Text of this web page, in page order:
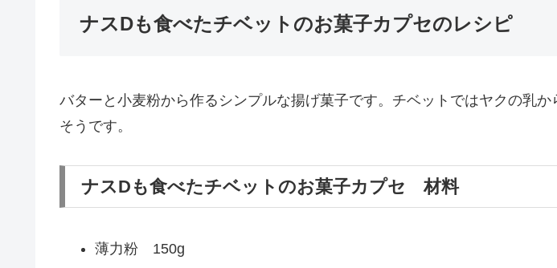
ナスDも食べたチベットのお菓子カプセのレシピ
バターと小麦粉から作るシンプルな揚げ菓子です。チベットではヤクの乳か
そうです。
ナスDも食べたチベットのお菓子カプセ 材料
薄力粉 150g